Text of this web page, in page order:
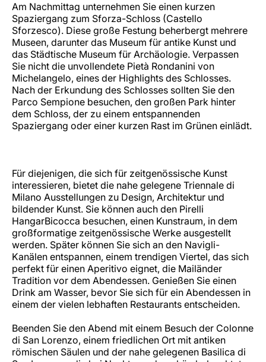
Am Nachmittag unternehmen Sie einen kurzen
Spaziergang zum Sforza-Schloss (Castello
Sforzesco). Diese große Festung beherbergt mehrere
Museen, darunter das Museum für antike Kunst und
das Städtische Museum für Archäologie. Verpassen
Sie nicht die unvollendete Pietà Rondanini von
Michelangelo, eines der Highlights des Schlosses.
Nach der Erkundung des Schlosses sollten Sie den
Parco Sempione besuchen, den großen Park hinter
dem Schloss, der zu einem entspannenden
Spaziergang oder einer kurzen Rast im Grünen einlädt.
Für diejenigen, die sich für zeitgenössische Kunst
interessieren, bietet die nahe gelegene Triennale di
Milano Ausstellungen zu Design, Architektur und
bildender Kunst. Sie können auch den Pirelli
HangarBicocca besuchen, einen Kunstraum, in dem
großformatige zeitgenössische Werke ausgestellt
werden. Später können Sie sich an den Navigli-
Kanälen entspannen, einem trendigen Viertel, das sich
perfekt für einen Aperitivo eignet, die Mailänder
Tradition vor dem Abendessen. Genießen Sie einen
Drink am Wasser, bevor Sie sich für ein Abendessen in
einem der vielen lebhaften Restaurants entscheiden.
Beenden Sie den Abend mit einem Besuch der Colonne
di San Lorenzo, einem friedlichen Ort mit antiken
römischen Säulen und der nahe gelegenen Basilica di